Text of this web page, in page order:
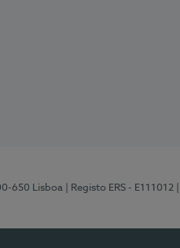
650 Lisboa | Registo ERS - E111012